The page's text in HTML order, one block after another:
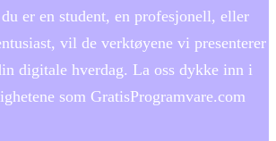
er en student, en profesjonell, eller
vil de verktøyene vi presenterer
digitale hverdag. La oss dykke inn i
som GratisProgramvare.com